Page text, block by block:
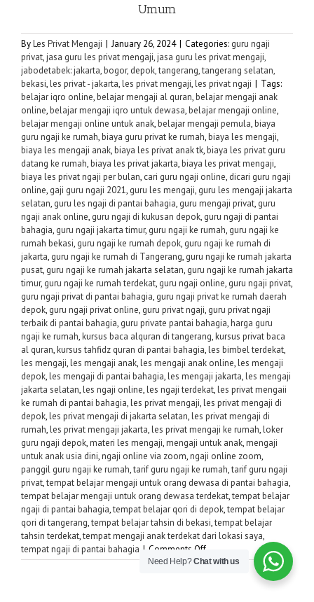
Umum
ByLes Privat Mengaji January 26, 2024 Categories: guru ngaji
privat,jasa guru les privat mengaji,jasa guru les privat mengaji,
jabodetabek: jakarta, bogor, depok, tangerang, tangerang selatan,
bekasi,les privat - jakarta,les privat mengaji,les privat ngaji
Tags:
belajar iqro online,belajar mengaji al quran,belajar mengaji anak
online,belajar mengaji iqro untuk dewasa,belajar mengaji online,
belajar mengaji online untuk anak,belajar mengaji pemula,biaya
guru ngaji ke rumah,biaya guru privat ke rumah,biaya les mengaji,
biaya les mengaji anak,biaya les privat anak tk,biaya les privat guru
datang ke rumah,biaya les privat jakarta,biaya les privat mengaji,
biaya les privat ngaji per bulan, cari guru ngaji online, dicari guru ngaji
online, gaji guru ngaji 2021, guru les mengaji, guru les mengaji jakarta
selatan, guru les ngaji di pantai bahagia, guru mengaji privat, guru
ngaji anak online, guru ngaji di kukusan depok, guru ngaji di pantai
bahagia, guru ngaji jakarta timur, guru ngaji ke rumah, guru ngaji ke
rumah bekasi, guru ngaji ke rumah depok, guru ngaji ke rumah di
jakarta, guru ngaji ke rumah di Tangerang, guru ngaji ke rumah jakarta
pusat, guru ngaji ke rumah jakarta selatan, guru ngaji ke rumah jakarta
timur, guru ngaji ke rumah terdekat, guru ngaji online, guru ngaji privat,
guru ngaji privat di pantai bahagia, guru ngaji privat ke rumah daerah
depok, guru ngaji privat online, guru privat ngaji, guru privat ngaji
terbaik di pantai bahagia, guru private pantai bahagia,harga guru
ngaji ke rumah,kursus baca alquran di tangerang,kursus privat baca
al quran,kursus tahfidz quran di pantai bahagia,les bimbel terdekat,
les mengaji,les mengaji anak,les mengaji anak online,les mengaji
depok,les mengaji di pantai bahagia,les mengaji jakarta,les mengaji
jakarta selatan,les ngaji online,les ngaji terdekat,les privat mengaii
ke rumah di pantai bahagia,les privat mengaji,les privat mengaji di
depok,les privat mengaji di jakarta selatan,les privat mengaji di
rumah,les privat mengaji jakarta,les privat mengaji ke rumah,loker
guru ngaji depok,materi les mengaji,mengaji untuk anak,mengaji
untuk anak usia dini,ngaji online via zoom,ngaji online zoom,
panggil guru ngaji ke rumah,tarif guru ngaji ke rumah,tarif guru ngaji
privat,tempat belajar mengaji untuk orang dewasa di pantai bahagia,
tempat belajar mengaji untuk orang dewasa terdekat,tempat belajar
ngaji di pantai bahagia,tempat belajar qori di depok,tempat belajar
qori di tangerang,tempat belajar tahsin di bekasi,tempat belajar
tahsin terdekat,tempat mengaji anak terdekat dari lokasi saya,
tempat ngaji di pantai bahagia | Comments Offon
Need Help?Chat with us